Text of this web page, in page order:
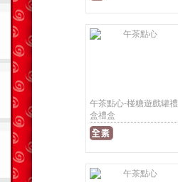
午茶點心-椪糖遊戲罐禮
盒禮盒